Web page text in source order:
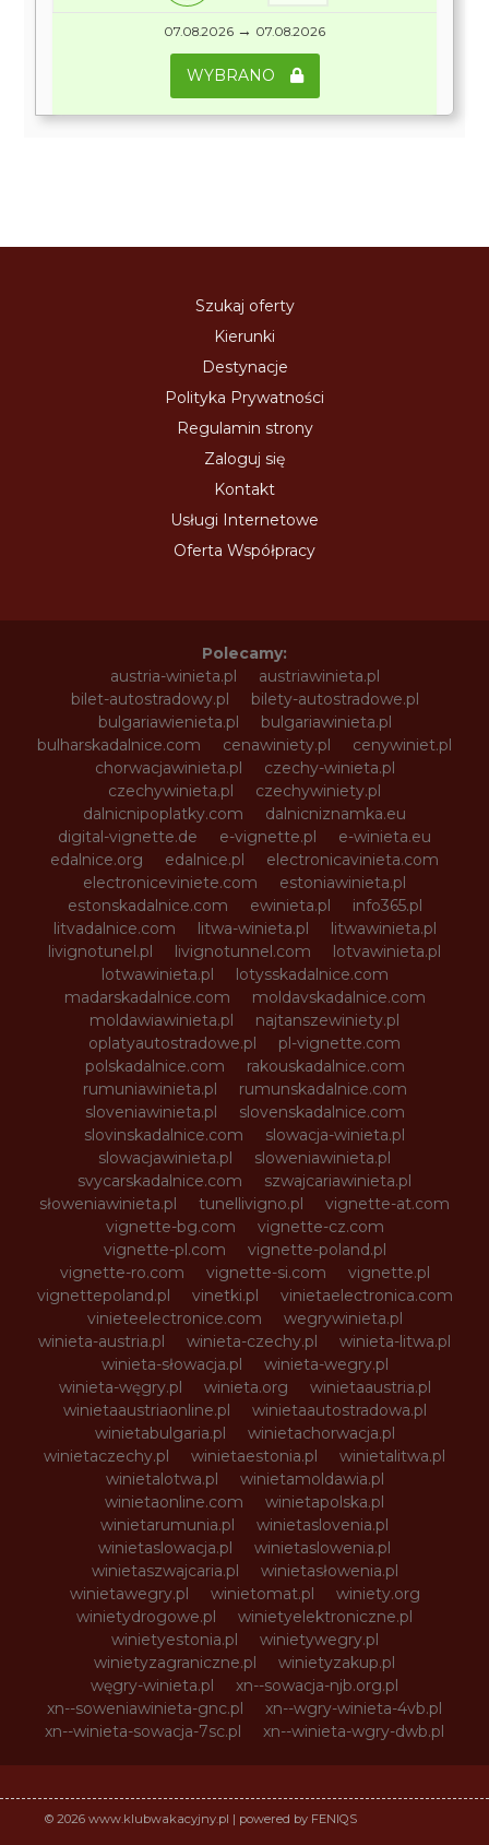
07.08.2026 → 07.08.2026
WYBRANO
Szukaj oferty
Kierunki
Destynacje
Polityka Prywatności
Regulamin strony
Zaloguj się
Kontakt
Usługi Internetowe
Oferta Współpracy
Polecamy:
austria-winieta.pl
austriawinieta.pl
bilet-autostradowy.pl
bilety-autostradowe.pl
bulgariawienieta.pl
bulgariawinieta.pl
bulharskadalnice.com
cenawiniety.pl
cenywiniet.pl
chorwacjawinieta.pl
czechy-winieta.pl
czechywinieta.pl
czechywiniety.pl
dalnicnipoplatky.com
dalnicniznamka.eu
digital-vignette.de
e-vignette.pl
e-winieta.eu
edalnice.org
edalnice.pl
electronicavinieta.com
electroniceviniete.com
estoniawinieta.pl
estonskadalnice.com
ewinieta.pl
info365.pl
litvadalnice.com
litwa-winieta.pl
litwawinieta.pl
livignotunel.pl
livignotunnel.com
lotvawinieta.pl
lotwawinieta.pl
lotysskadalnice.com
madarskadalnice.com
moldavskadalnice.com
moldawiawinieta.pl
najtanszewiniety.pl
oplatyautostradowe.pl
pl-vignette.com
polskadalnice.com
rakouskadalnice.com
rumuniawinieta.pl
rumunskadalnice.com
sloveniawinieta.pl
slovenskadalnice.com
slovinskadalnice.com
slowacja-winieta.pl
slowacjawinieta.pl
sloweniawinieta.pl
svycarskadalnice.com
szwajcariawinieta.pl
słoweniawinieta.pl
tunellivigno.pl
vignette-at.com
vignette-bg.com
vignette-cz.com
vignette-pl.com
vignette-poland.pl
vignette-ro.com
vignette-si.com
vignette.pl
vignettepoland.pl
vinetki.pl
vinietaelectronica.com
vinieteelectronice.com
wegrywinieta.pl
winieta-austria.pl
winieta-czechy.pl
winieta-litwa.pl
winieta-słowacja.pl
winieta-wegry.pl
winieta-węgry.pl
winieta.org
winietaaustria.pl
winietaaustriaonline.pl
winietaautostradowa.pl
winietabulgaria.pl
winietachorwacja.pl
winietaczechy.pl
winietaestonia.pl
winietalitwa.pl
winietalotwa.pl
winietamoldawia.pl
winietaonline.com
winietapolska.pl
winietarumunia.pl
winietaslovenia.pl
winietaslowacja.pl
winietaslowenia.pl
winietaszwajcaria.pl
winietasłowenia.pl
winietawegry.pl
winietomat.pl
winiety.org
winietydrogowe.pl
winietyelektroniczne.pl
winietyestonia.pl
winietywegry.pl
winietyzagraniczne.pl
winietyzakup.pl
węgry-winieta.pl
xn--sowacja-njb.org.pl
xn--soweniawinieta-gnc.pl
xn--wgry-winieta-4vb.pl
xn--winieta-sowacja-7sc.pl
xn--winieta-wgry-dwb.pl
© 2026 www.klubwakacyjny.pl | powered by FENIQS